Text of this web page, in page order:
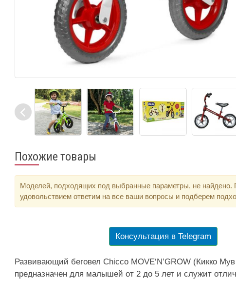
Похожие товары
Моделей, подходящих под выбранные параметры, не найдено.
удовольствием ответим на все ваши вопросы и подберем
Консультация в Telegram
Развивающий беговел Chicco MOVE‘N’GROW (Кикко
предназначен для малышей от 2 до 5 лет и служит